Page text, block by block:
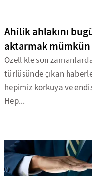
Ahilik ahlakını
aktarmak
Özellikle son
türlüsünde çıkan
hepimiz korkuya ve
Hep...